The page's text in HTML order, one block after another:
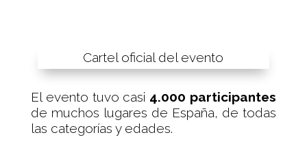
Cartel oficial del evento
El evento tuvo casi 4.000 participantes
de muchos lugares de España, de todas
las categorías y edades.